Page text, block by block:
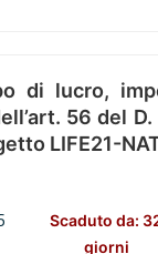
di lucro,
56 del D.
LIFE21-
Scaduto da:
giorni